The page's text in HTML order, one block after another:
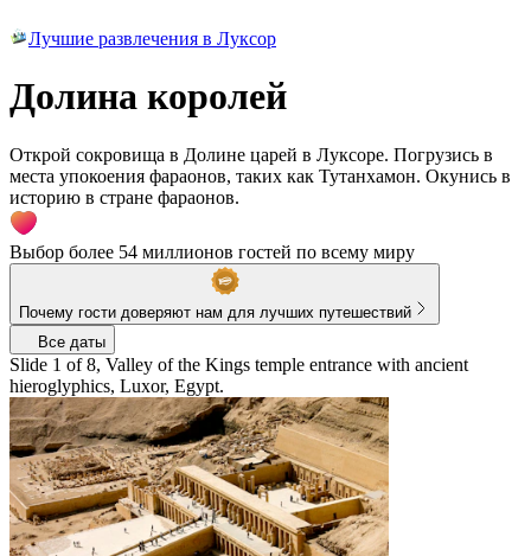
Лучшие развлечения в Луксор
Долина королей
Открой сокровища в Долине царей в Луксоре. Погрузись в
места упокоения фараонов, таких как Тутанхамон. Окунись в
историю в стране фараонов.
Выбор более 54 миллионов гостей по всему миру
Почему гости доверяют нам для лучших путешествий
Все даты
Slide 1 of 8, Valley of the Kings temple entrance with ancient
hieroglyphics, Luxor, Egypt.